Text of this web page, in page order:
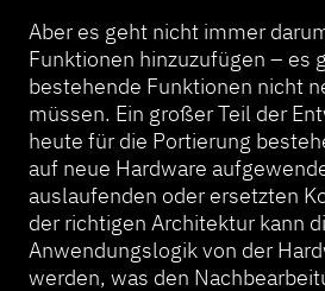
Aber es geht nicht immer
Funktionen hinzuzufügen – es
bestehende Funktionen nicht
müssen. Ein großer Teil der
heute für die Portierung
auf neue Hardware
auslaufenden oder ersetzten
der richtigen Architektur kann
Anwendungslogik von der
werden, was den